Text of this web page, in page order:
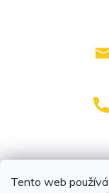
Tento web